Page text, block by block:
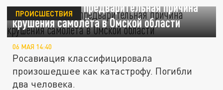
Стала известна предварительная причина
крушения самолёта в Омской области
ПРОИСШЕСТВИЯ
06 МАЯ 14:40
Росавиация классифицировала
произошедшее как катастрофу. Погибли
два человека.